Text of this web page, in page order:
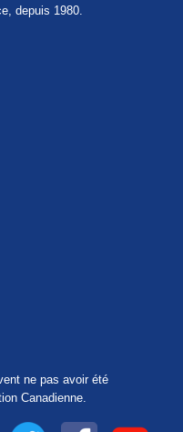
depuis 1980.
ne pas avoir été
Canadienne.